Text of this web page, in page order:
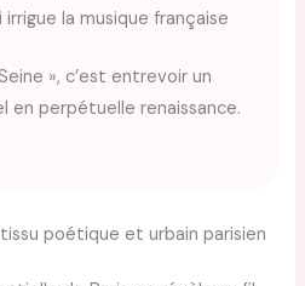
irrigue la musique française
», c’est entrevoir un
en perpétuelle renaissance.
poétique et urbain parisien